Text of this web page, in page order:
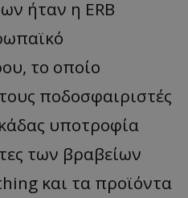
ήταν η ERB
το οποίο
ποδοσφαιριστές
υποτροφία
των βραβείων
και τα προϊόντα